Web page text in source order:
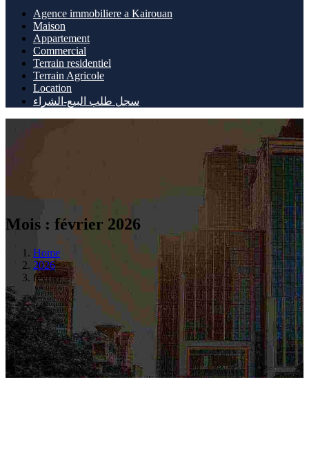
Agence immobiliere a Kairouan
Maison
Appartement
Commercial
Terrain residentiel
Terrain Agricole
Location
سجل طلب البيع-الشراء
Mois : février 2026
Home
2026
février